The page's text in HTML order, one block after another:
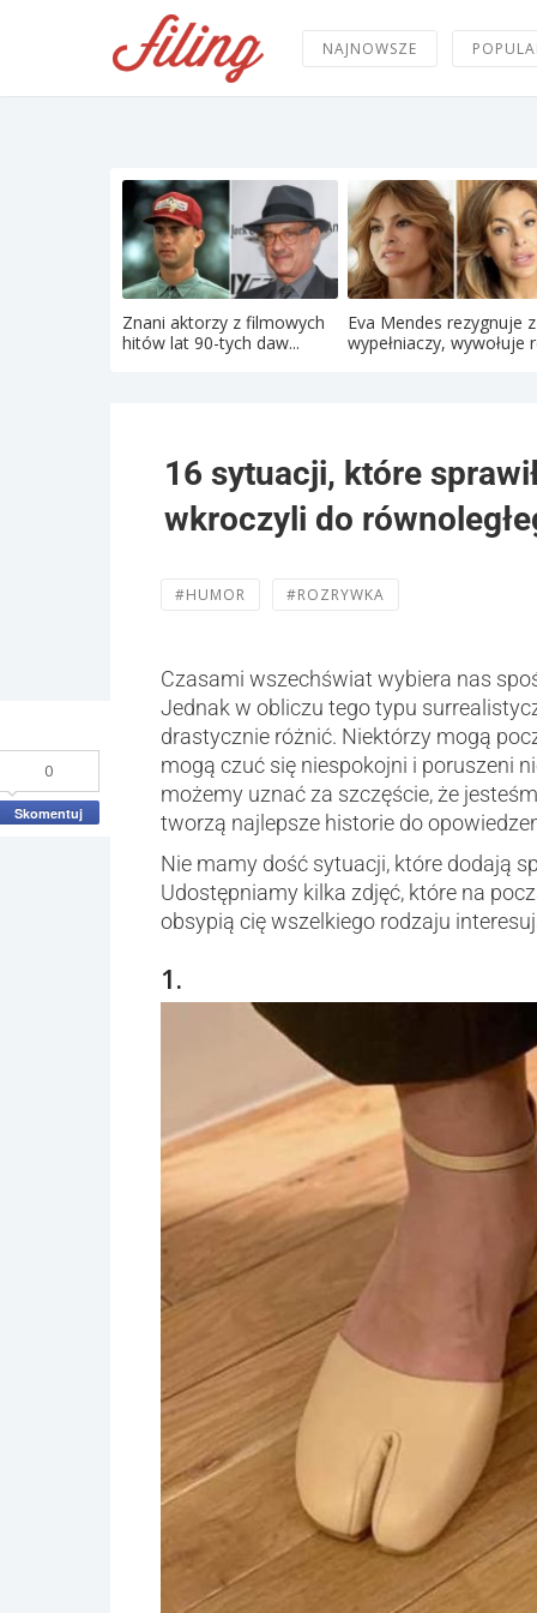
NAJNOWSZE
Znani aktorzy z filmowych
hitów lat 90-tych daw...
Eva Mendes rezygnuje z
wypełniaczy, wywołuje
16 sytuacji, które
wkroczyli do
#HUMOR #ROZRYWKA
0
Skomentuj
Czasami wszechświat wybiera nas
Jednak w obliczu tego typu
drastycznie różnić. Niektórzy mogą
mogą czuć się niespokojni i poruszeni
możemy uznać za szczęście, że
tworzą najlepsze historie do
Nie mamy dość sytuacji, które dodają
Udostępniamy kilka zdjęć, które na
obsypią cię wszelkiego rodzaju
1.